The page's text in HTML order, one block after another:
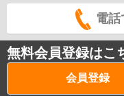
電
無料会員登録はこ
会員登録